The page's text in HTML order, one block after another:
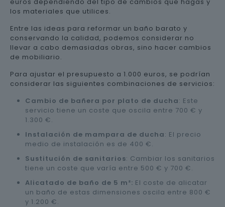
los materiales que utilices.
Entre las ideas para reformar un baño barato y
conservando la calidad, podemos considerar no
llevar a cabo demasiadas obras, sino hacer cambios
de mobiliario.
Para ajustar el presupuesto a 1.000 euros, se podrían
considerar las siguientes combinaciones de servicios:
Cambio de bañera por plato de ducha: Este
servicio tiene un coste que oscila entre 700 € y
1.300 €.
Instalación de mampara de ducha: El precio
medio de instalación es de 400 €.
Sustitución de sanitarios: Cambiar los sanitarios
tiene un coste que varía entre 500 € y 700 €.
Alicatado de baño de 5 m²: El coste de alicatar
un baño de estas dimensiones oscila entre 800 €
y 1.200 €.